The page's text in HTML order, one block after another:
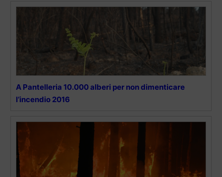
A Pantelleria 10.000 alberi per non dimenticare
l’incendio 2016